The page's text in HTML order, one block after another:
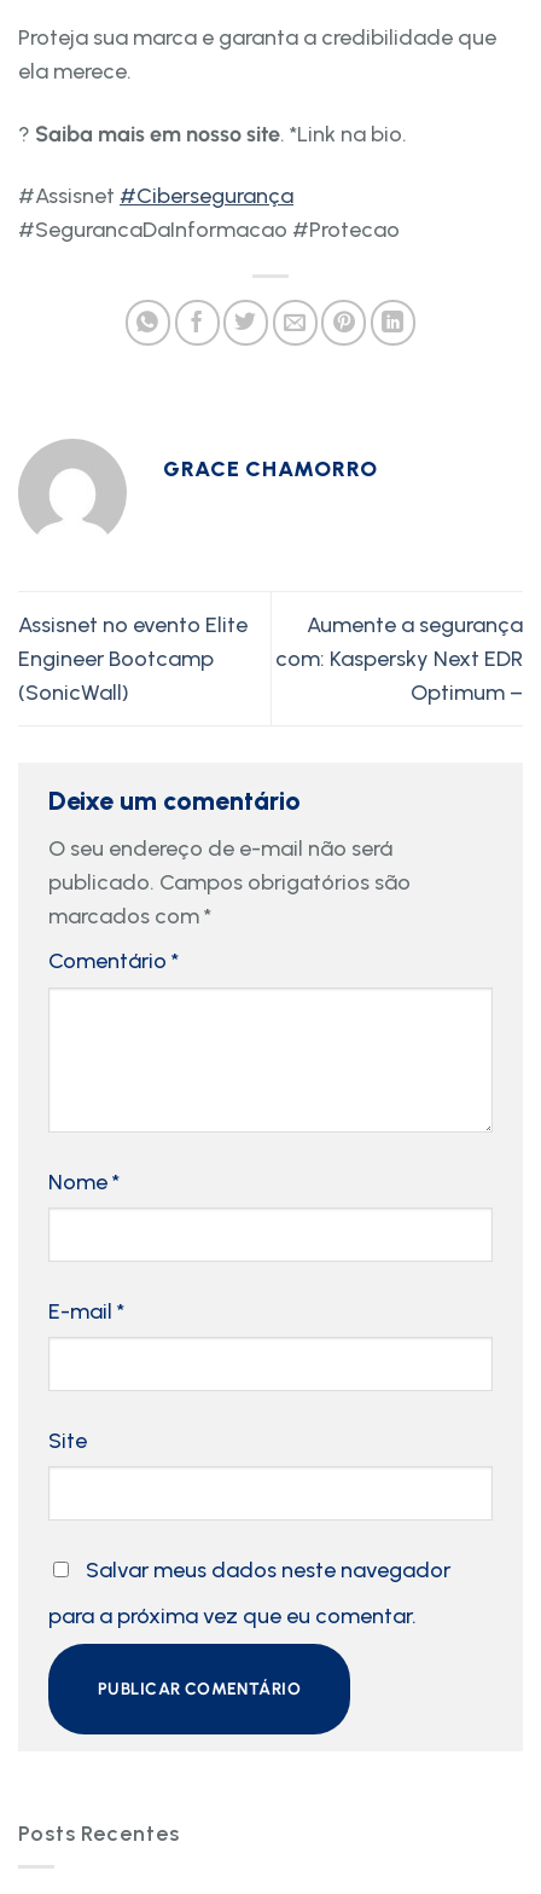
Proteja sua marca e garanta a credibilidade que
ela merece.
? Saiba mais em nosso site. *Link na bio.
#Assisnet #Cibersegurança
#SegurancaDaInformacao #Protecao
GRACE CHAMORRO
Assisnet no evento Elite
Engineer Bootcamp
(SonicWall)
Aumente a segurança
com: Kaspersky Next EDR
Optimum –
Deixe um comentário
O seu endereço de e-mail não será
publicado. Campos obrigatórios são
marcados com*
Comentário *
Nome*
E-mail *
Site
Salvar meus dados neste navegador
para a próxima vez que eu comentar.
Posts Recentes